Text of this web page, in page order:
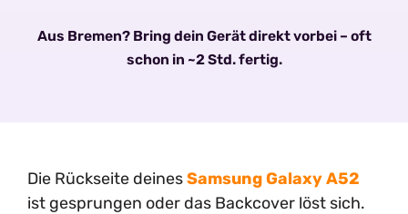
Aus Bremen? Bring dein Gerät direkt vorbei – oft
schon in ~2 Std. fertig.
Die Rückseite deinesSamsung Galaxy A52
ist gesprungen oder das Backcover löst sich.